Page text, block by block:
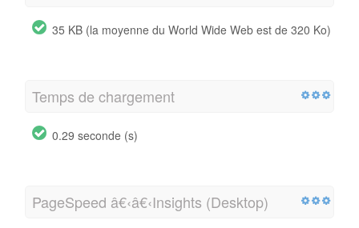
35 KB (la moyenne du World Wide Web est de 320 Ko)
Temps de chargement
0.29 seconde (s)
PageSpeed â€‹â€‹Insights (Desktop)